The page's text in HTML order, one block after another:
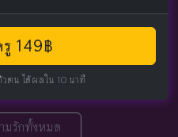
149฿
ตน ได้ผลใน 10 นาที
มรักทั้งหมด